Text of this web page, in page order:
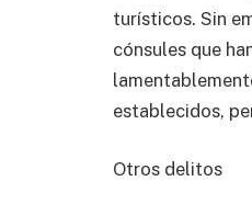
turísticos. Sin
cónsules que
establecidos,
Otros delitos